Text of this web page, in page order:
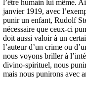
l’être humain lui même.
janvier 1919, avec
punir un enfant, Rudolf
nécessaire que ceux-ci
doit aussi valoir à un
l’auteur d’un crime ou
nous voyons briller à
divino-spirituel, nous
mais nous punirons avec